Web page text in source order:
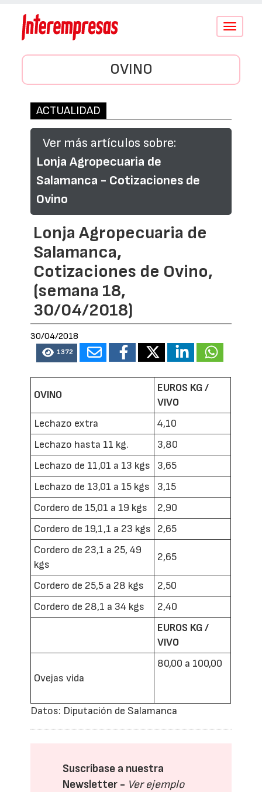
Conmutar
OVINO
ACTUALIDAD
Ver más artículos sobre:
Lonja Agropecuaria de
Salamanca - Cotizaciones de
Ovino
Lonja Agropecuaria de
Salamanca,
Cotizaciones de Ovino,
(semana 18,
30/04/2018)
30/04/2018
1372
OVINO
EUROS KG /
VIVO
Lechazo extra
4,10
Lechazo hasta 11 kg.
3,80
Lechazo de 11,01 a 13 kgs
3,65
Lechazo de 13,01 a 15 kgs
3,15
Cordero de 15,01 a 19 kgs
2,90
Cordero de 19,1,1 a 23 kgs
2,65
Cordero de 23,1 a 25, 49
kgs
2,65
Cordero de 25,5 a 28 kgs
2,50
Cordero de 28,1 a 34 kgs
2,40
EUROS KG /
VIVO
Ovejas vida
80,00 a 100,00
Datos: Diputación de Salamanca
Suscríbase a nuestra
Newsletter - Ver ejemplo